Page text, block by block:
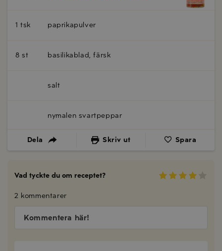
1 tsk paprikapulver
8 st basilikablad, färsk
salt
nymalen svartpeppar
Dela Skriv ut Spara
Vad tyckte du om receptet?
2 kommentarer
Kommentera här!